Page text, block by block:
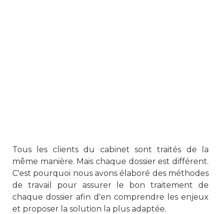
Tous les clients du cabinet sont traités de la
même manière. Mais chaque dossier est différent.
C'est pourquoi nous avons élaboré des méthodes
de travail pour assurer le bon traitement de
chaque dossier afin d'en comprendre les enjeux
et proposer la solution la plus adaptée.